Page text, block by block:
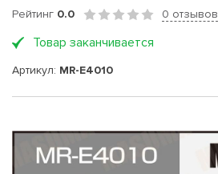
Рейтинг 0.0 0 отзывов
Товар заканчивается
Артикул: MR-E4010